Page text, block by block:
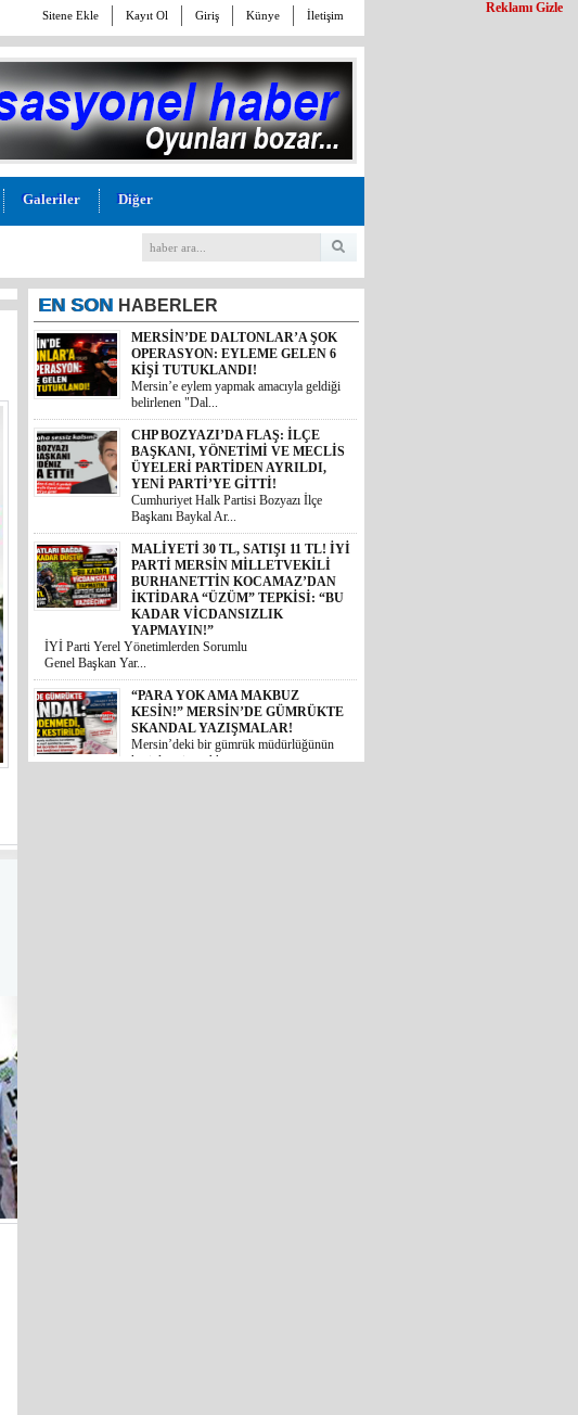
Sitene Ekle Kayıt Ol Giriş Künye İletişim
Galeriler Diğer
EN SON HABERLER
CHP BOZYAZI’DA FLAŞ: İLÇE
BAŞKANI, YÖNETİMİ VE MECLİS
ÜYELERİ PARTİDEN AYRILDI,
YENİ PARTİ’YE GİTTİ!
Cumhuriyet Halk Partisi Bozyazı İlçe
Başkanı Baykal Ar...
MALİYETİ 30 TL, SATIŞI 11 TL! İYİ
PARTİ MERSİN MİLLETVEKİLİ
BURHANETTİN KOCAMAZ’DAN
İKTİDARA “ÜZÜM” TEPKİSİ: “BU
KADAR VİCDANSIZLIK
YAPMAYIN!”
İYİ Parti Yerel Yönetimlerden Sorumlu
Genel Başkan Yar...
“PARA YOK AMA MAKBUZ
KESİN!” MERSİN’DE GÜMRÜKTE
SKANDAL YAZIŞMALAR!
Mersin’deki bir gümrük müdürlüğünün
kesinleşmiş mahkem...
MİDESİ KALDIRAN OKUSUN:
MİDYE DOLMASINI GAZETE
KÂĞIDIYLA PİŞİRMİŞLER!
MERSİN’DE İNANILMAZ GIDA
SKANDALI
Reklamı Gizle